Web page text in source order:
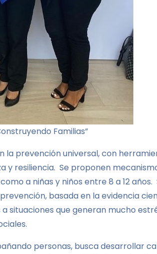
Familias”
prevención universal, con
y resiliencia. Se proponen
a niñas y niños entre 8 a 12
basada en la evidencia
situaciones que generan mucho
personas, busca desarrollar